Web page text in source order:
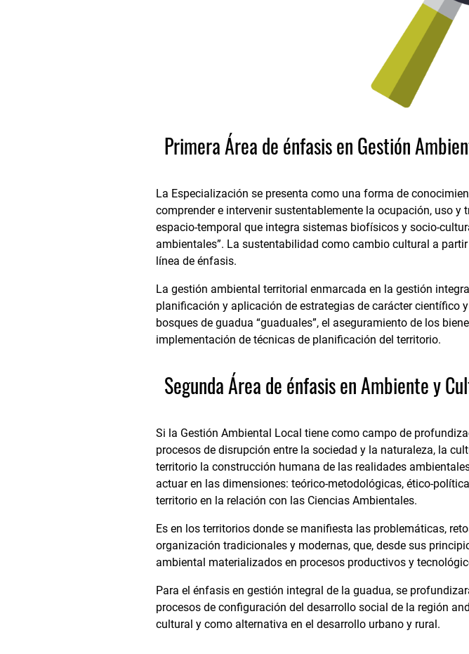
Primera Área de énfasis en Gestión
La Especialización se presenta como una forma de
comprender e intervenir sustentablemente la ocupación, uso
espacio-temporal que integra sistemas biofísicos y socio-
ambientales”. La sustentabilidad como cambio cultural a
línea de énfasis.
La gestión ambiental territorial enmarcada en la gestión
planificación y aplicación de estrategias de carácter científico
bosques de guadua “guaduales”, el aseguramiento de los
implementación de técnicas de planificación del territorio.
Segunda Área de énfasis en Ambiente y
Si la Gestión Ambiental Local tiene como campo de
procesos de disrupción entre la sociedad y la naturaleza, la
territorio la construcción humana de las realidades
actuar en las dimensiones: teórico-metodológicas, ético-
territorio en la relación con las Ciencias Ambientales.
Es en los territorios donde se manifiesta las problemáticas,
organización tradicionales y modernas, que, desde sus
ambiental materializados en procesos productivos y
Para el énfasis en gestión integral de la guadua, se
procesos de configuración del desarrollo social de la región
cultural y como alternativa en el desarrollo urbano y rural.